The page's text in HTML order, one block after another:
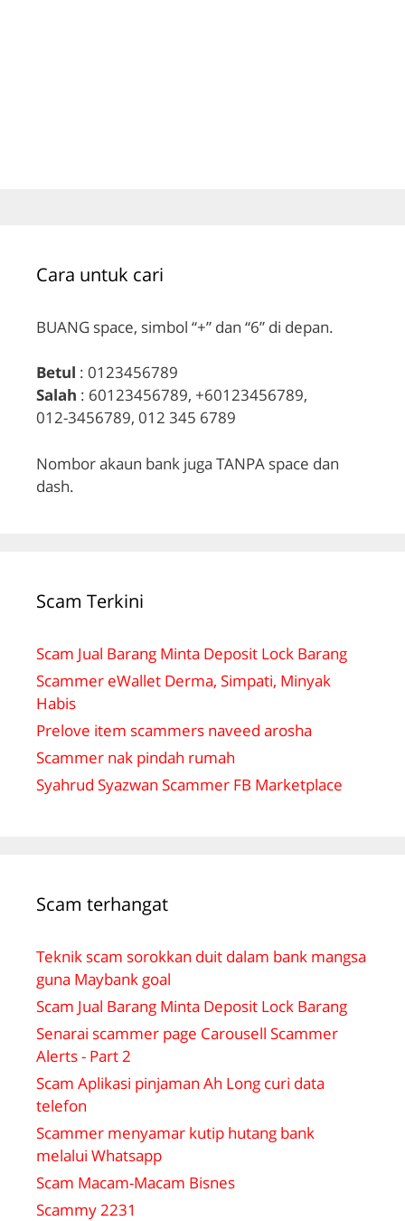
Cara untuk cari
BUANG space, simbol “+” dan “6” di depan.
Betul : 0123456789
Salah : 60123456789, +60123456789,
012-3456789, 012 345 6789
Nombor akaun bank juga TANPA space dan
dash.
Scam Terkini
Scam Jual Barang Minta Deposit Lock Barang
Scammer eWallet Derma, Simpati, Minyak
Habis
Prelove item scammers naveed arosha
Scammer nak pindah rumah
Syahrud Syazwan Scammer FB Marketplace
Scam terhangat
Teknik scam sorokkan duit dalam bank mangsa
guna Maybank goal
Scam Jual Barang Minta Deposit Lock Barang
Senarai scammer page Carousell Scammer
Alerts - Part 2
Scam Aplikasi pinjaman Ah Long curi data
telefon
Scammer menyamar kutip hutang bank
melalui Whatsapp
Scam Macam-Macam Bisnes
Scammy 2231